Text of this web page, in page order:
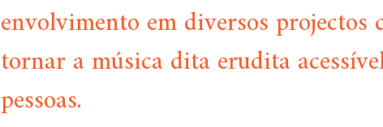
envolvimento em diversos
tornar a música dita erudita
pessoas.